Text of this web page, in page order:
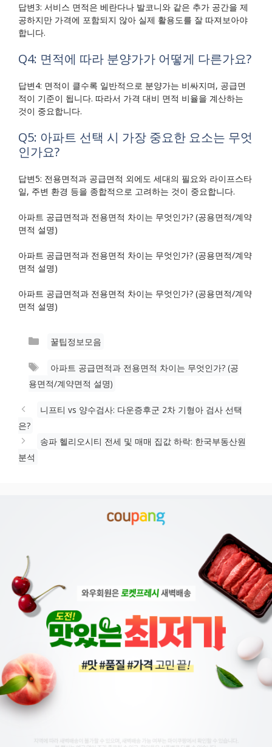
답변3: 서비스 면적은 베란다나 발코니와 같은 추가 공간을 제
공하지만 가격에 포함되지 않아 실제 활용도를 잘 따져보아야
합니다.
Q4: 면적에 따라 분양가가 어떻게 다른가요?
답변4: 면적이 클수록 일반적으로 분양가는 비싸지며, 공급면
적이 기준이 됩니다. 따라서 가격 대비 면적 비율을 계산하는
것이 중요합니다.
Q5: 아파트 선택 시 가장 중요한 요소는 무엇
인가요?
답변5: 전용면적과 공급면적 외에도 세대의 필요와 라이프스타
일, 주변 환경 등을 종합적으로 고려하는 것이 중요합니다.
아파트 공급면적과 전용면적 차이는 무엇인가? (공용면적/계약
면적 설명)
아파트 공급면적과 전용면적 차이는 무엇인가? (공용면적/계약
면적 설명)
아파트 공급면적과 전용면적 차이는 무엇인가? (공용면적/계약
면적 설명)
카
고
리
꿀팁정보모음
태
그
아파트 공급면적과 전용면적 차이는 무엇인가? (공
용면적/계약면적 설명)
니프티 vs 양수검사: 다운증후군 2차 기형아 검사 선택
은?
송파 헬리오시티 전세 및 매매 집값 하락: 한국부동산원
분석